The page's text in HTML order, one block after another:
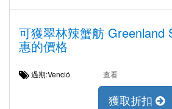
可獲翠林辣蟹舫 Greenland
惠的價格
過期:Venció 查看
獲取折扣